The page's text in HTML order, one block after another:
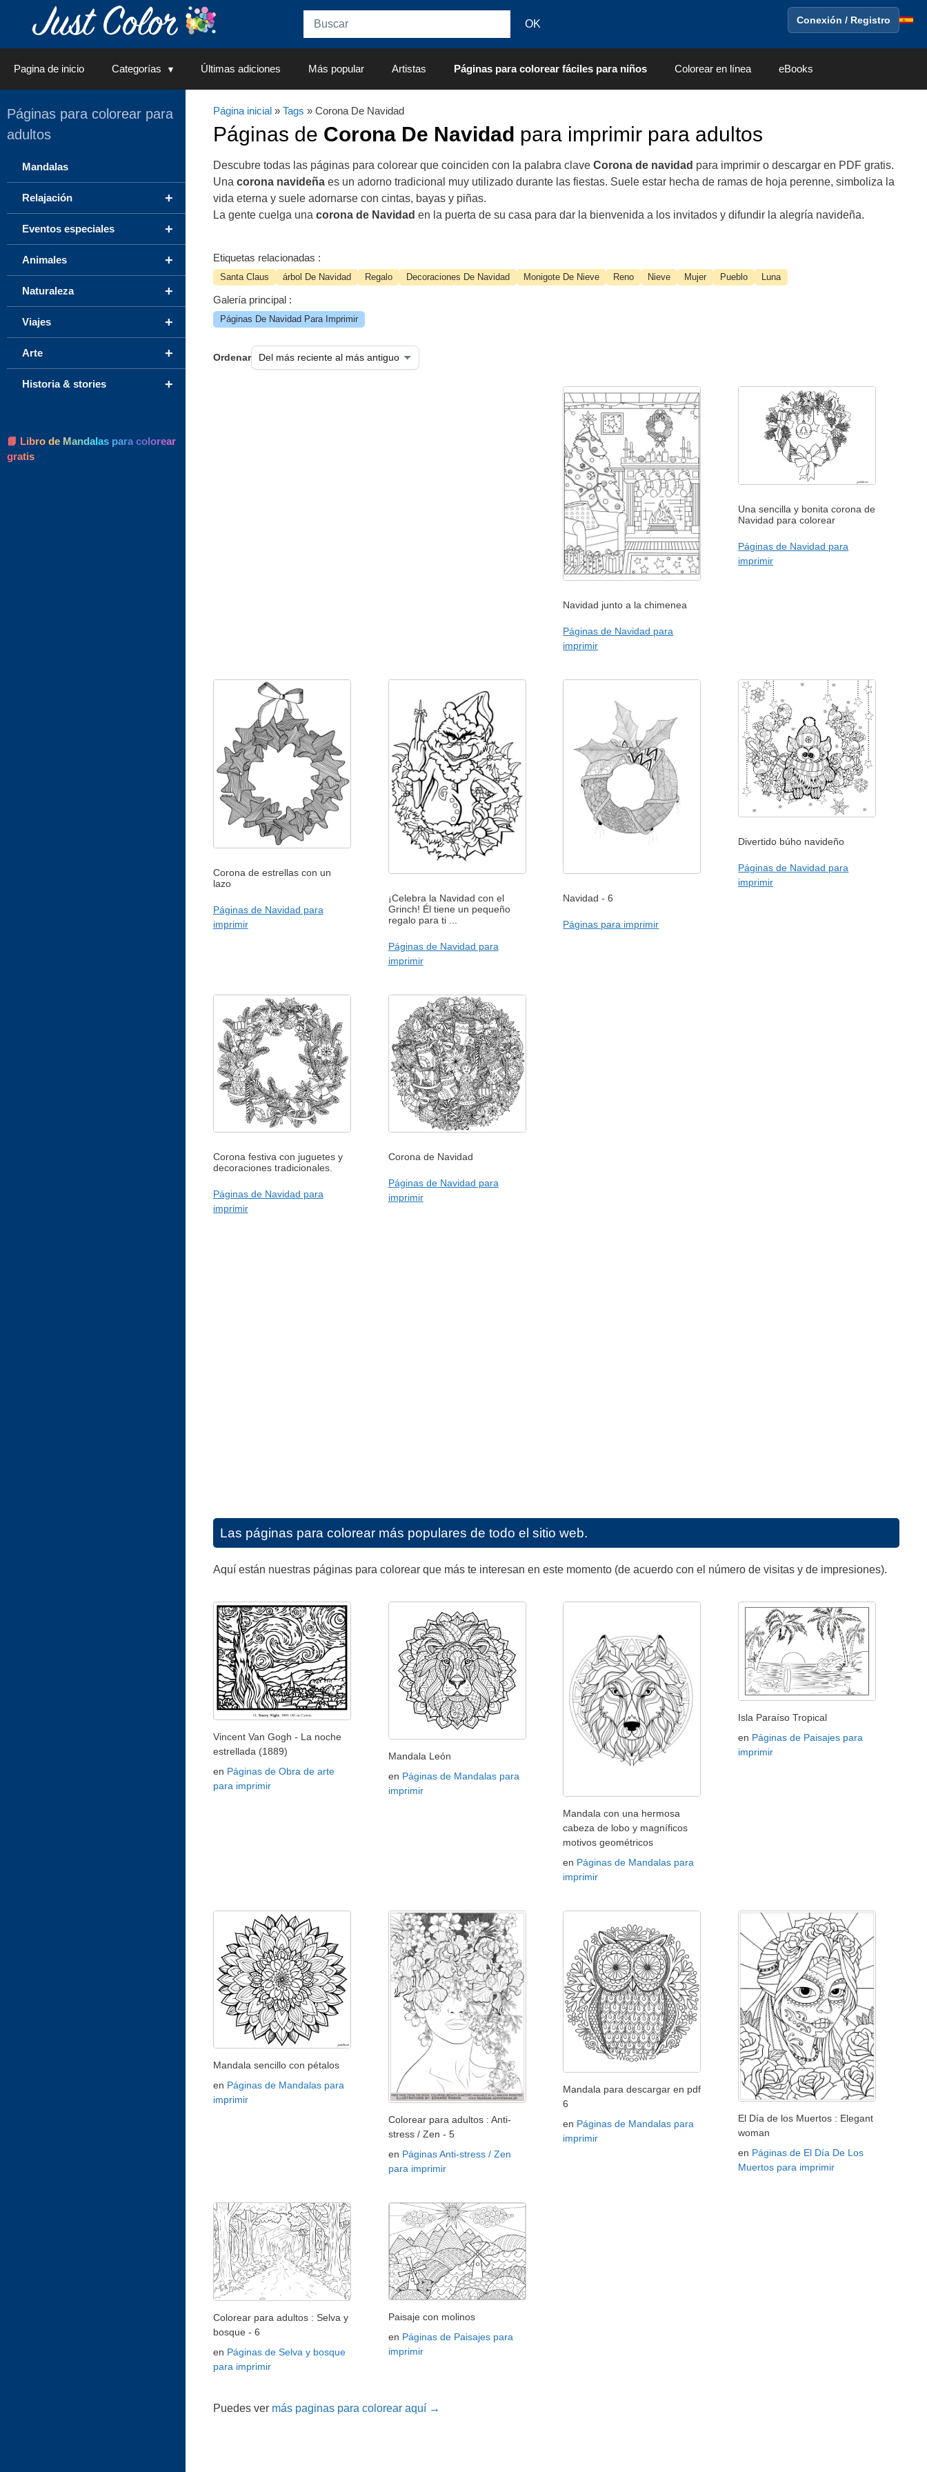
Conexión / Registro
Pagina de inicio Categorías Últimas adiciones Más popular Artistas Páginas para colorear fáciles para niños Colorear en línea eBooks
Página inicial» Tags » Corona De Navidad
Páginas de Corona De Navidad para imprimir para adultos
Descubre todas las páginas para colorear que coinciden con la palabra clave Corona de navidad para imprimir o descargar en PDF gratis.
Una corona navideñaes un adorno tradicional muy utilizado durante las fiestas. Suele estar hecha de ramas de hoja perenne, simboliza la
vida eterna y suele adornarse con cintas, bayas y piñas.
La gente cuelga una corona de Navidad en la puerta de su casa para dar la bienvenida a los invitados y difundir la alegría navideña.
Etiquetas relacionadas :
Santa Claus árbol De Navidad Regalo Decoraciones De Navidad Monigote De Nieve Reno Nieve Mujer Pueblo Luna
Galería principal :
Páginas De Navidad Para Imprimir
Ordenar
Navidad junto a la chimenea
Páginas de Navidad para
imprimir
Una sencilla y bonita corona de
Navidad para colorear
Páginas de Navidad para
imprimir
Corona de estrellas con un
lazo
Páginas de Navidad para
imprimir
¡Celebra la Navidad con el
Grinch! Él tiene un pequeño
regalo para ti ...
Páginas de Navidad para
imprimir
Navidad - 6
Páginas para imprimir
Divertido búho navideño
Páginas de Navidad para
imprimir
Corona festiva con juguetes y
decoraciones tradicionales.
Páginas de Navidad para
imprimir
Corona de Navidad
Páginas de Navidad para
imprimir
Las páginas para colorear más populares de todo el sitio web.
Aquí están nuestras páginas para colorear que más te interesan en este momento (de acuerdo con el número de visitas y de impresiones).
Vincent Van Gogh - La noche
estrellada (1889)
en Páginas de Obra de arte
para imprimir
Mandala León
en Páginas de Mandalas para
imprimir
Mandala con una hermosa
cabeza de lobo y magníficos
motivos geométricos
en Páginas de Mandalas para
imprimir
Isla Paraíso Tropical
en Páginas de Paisajes para
imprimir
Mandala sencillo con pétalos
en Páginas de Mandalas para
imprimir
Colorear para adultos : Anti-
stress / Zen - 5
en Páginas Anti-stress / Zen
para imprimir
Mandala para descargar en pdf
6
en Páginas de Mandalas para
imprimir
El Día de los Muertos : Elegant
woman
en Páginas de El Día De Los
Muertos para imprimir
Colorear para adultos : Selva y
bosque - 6
en Páginas de Selva y bosque
para imprimir
Paisaje con molinos
en Páginas de Paisajes para
imprimir
Puedes ver más paginas para colorear aquí →
Páginas para colorear para
adultos
Mandalas
+
Relajación
+
Eventos especiales
+
Animales
+
Naturaleza
+
Viajes
+
Arte
+
Historia & stories
📘 Libro de Mandalas para colorear
gratis